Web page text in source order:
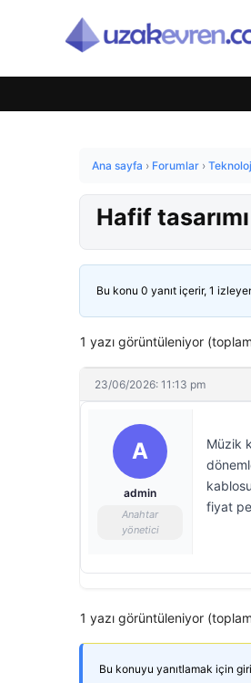
Ana sayfa › Forumlar ›
Hafif
Bu konu 0 yanıt içerir, 1
1 yazı görüntüleniyor
23/06/2026: 11:13 pm
A
admin
Anahtar
yönetici
Müzik
fiyat
1 yazı görüntüleniyor
Bu konuyu yanıtlamak için